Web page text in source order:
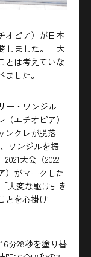
オピア）が日本
しました。「大
とは考えていな
した。
ー・ワンジル
エチオピア）
ンクレが脱落
ワンジルを振
大会（2022
）がマークした
大変な駆け引き
とを心掛け
分28秒を塗り替